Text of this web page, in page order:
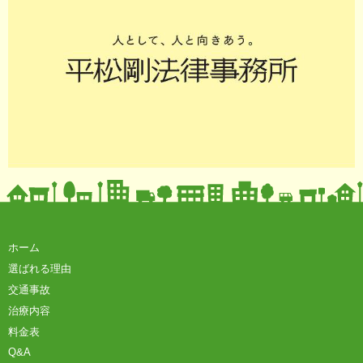
ホーム
選ばれる理由
交通事故
治療内容
料金表
Q&A